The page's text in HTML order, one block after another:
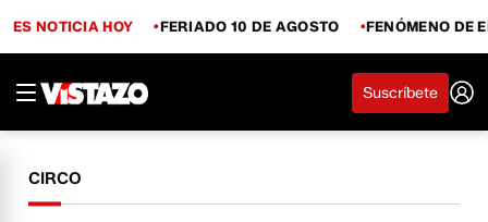
ES NOTICIA HOY FERIADO 10 DE AGOSTO FENÓMENO DE
Suscríbete
CIRCO